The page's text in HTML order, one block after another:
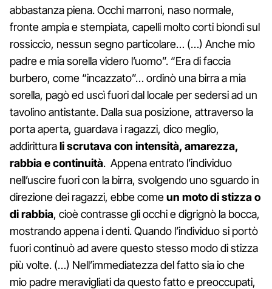
abbastanza piena. Occhi marroni, naso normale,
fronte ampia e stempiata, capelli molto corti biondi sul
rossiccio, nessun segno particolare… (…) Anche mio
padre e mia sorella videro l’uomo”. “Era di faccia
burbero, come “incazzato”… ordinò una birra a mia
sorella, pagò ed uscì fuori dal locale per sedersi ad un
tavolino antistante. Dalla sua posizione, attraverso la
porta aperta, guardava i ragazzi, dico meglio,
addiritturali scrutava con intensità, amarezza,
rabbia e continuità. Appena entrato l’individuo
nell’uscire fuori con la birra, svolgendo uno sguardo in
direzione dei ragazzi, ebbe comeun moto di stizza o
di rabbia, cioè contrasse gli occhi e digrignò la bocca,
mostrando appena i denti. Quando l’individuo si portò
fuori continuò ad avere questo stesso modo di stizza
più volte. (…) Nell’immediatezza del fatto sia io che
mio padre meravigliati da questo fatto e preoccupati,